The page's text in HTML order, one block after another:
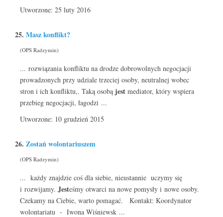
Utworzone: 25 luty 2016
25. Masz konflikt?
(OPS Radzymin)
... rozwiązania konfliktu na drodze dobrowolnych negocjacji
prowadzonych przy udziale trzeciej osoby, neutralnej wobec
stron i ich konfliktu,. Taką osobą jest mediator, który wspiera
przebieg negocjacji, łagodzi ...
Utworzone: 10 grudzień 2015
26. Zostań wolontariuszem
(OPS Radzymin)
... każdy znajdzie coś dla siebie, nieustannie uczymy się
i rozwijamy. Jesteśmy otwarci na nowe pomysły i nowe osoby.
Czekamy na Ciebie, warto pomagać. Kontakt: Koordynator
wolontariatu - Iwona Wiśniewsk ...